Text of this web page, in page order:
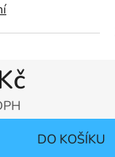
DO KOŠÍKU